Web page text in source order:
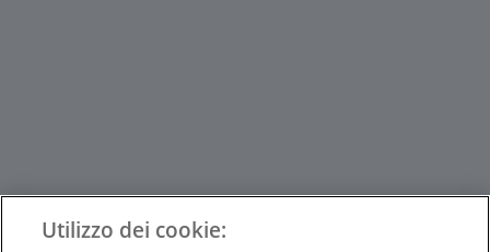
Utilizzo dei cookie: